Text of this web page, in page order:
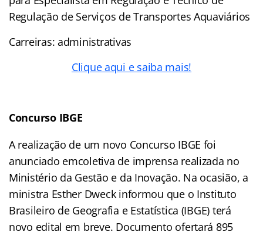
Regulação de Serviços de Transportes Aquaviários
Carreiras: administrativas
Clique aqui e saiba mais!
Concurso IBGE
A realização de um novo Concurso IBGE foi
anunciado emcoletiva de imprensa realizada no
Ministério da Gestão e da Inovação. Na ocasião, a
ministra Esther Dweck informou que o Instituto
Brasileiro de Geografia e Estatística (IBGE) terá
novo edital em breve. Documento ofertará 895